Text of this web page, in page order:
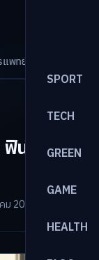
SPORT
TECH
GREEN
GAME
HEALTH
ดอกเบี้ยขาขึ้นรอบใหม่!
ฟินเทค
2026